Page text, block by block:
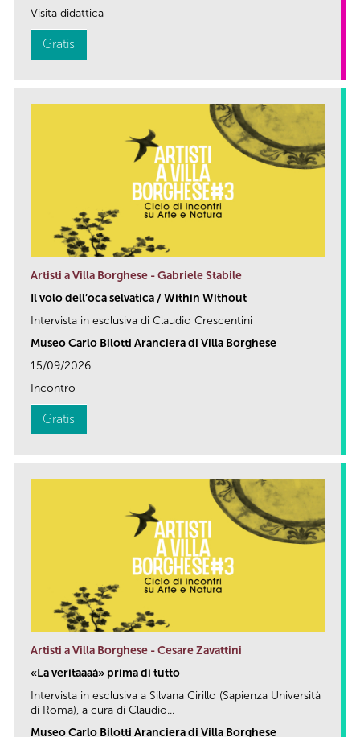
Visita didattica
Gratis
Artisti a Villa Borghese - Gabriele Stabile
Il volo dell’oca selvatica / Within Without
Intervista in esclusiva di Claudio Crescentini
Museo Carlo Bilotti Aranciera di Villa Borghese
15/09/2026
Incontro
Gratis
Artisti a Villa Borghese - Cesare Zavattini
«La veritaaaá» prima di tutto
Intervista in esclusiva a Silvana Cirillo (Sapienza Università
di Roma), a cura di Claudio...
Museo Carlo Bilotti Aranciera di Villa Borghese